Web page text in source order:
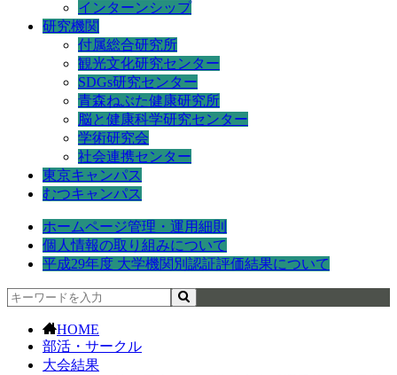
インターンシップ
研究機関
付属総合研究所
観光文化研究センター
SDGs研究センター
青森ねぶた健康研究所
脳と健康科学研究センター
学術研究会
社会連携センター
東京キャンパス
むつキャンパス
ホームページ管理・運用細則
個人情報の取り組みについて
平成29年度 大学機関別認証評価結果について
HOME
部活・サークル
大会結果